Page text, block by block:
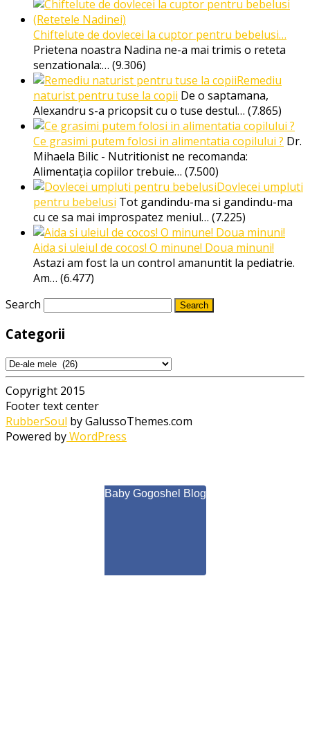
Chiftelute de dovlecei la cuptor pentru bebelusi…
Prietena noastra Nadina ne-a mai trimis o reteta
senzationala:… (9.306)
Remediu
naturist pentru tuse la copii De o saptamana,
Alexandru s-a pricopsit cu o tuse destul… (7.865)
Ce grasimi putem folosi in alimentatia copilului ? Dr.
Mihaela Bilic - Nutritionist ne recomanda:
Alimentația copiilor trebuie… (7.500)
Dovlecei umpluti
pentru bebelusi Tot gandindu-ma si gandindu-ma
cu ce sa mai improspatez meniul… (7.225)
Aida si uleiul de cocos! O minune! Doua minuni!
Astazi am fost la un control amanuntit la pediatrie.
Am… (6.477)
Search
Categorii
Categorii
Copyright 2015
Footer text center
RubberSoul by GalussoThemes.com
Powered byWordPress
Baby Gogoshel Blog